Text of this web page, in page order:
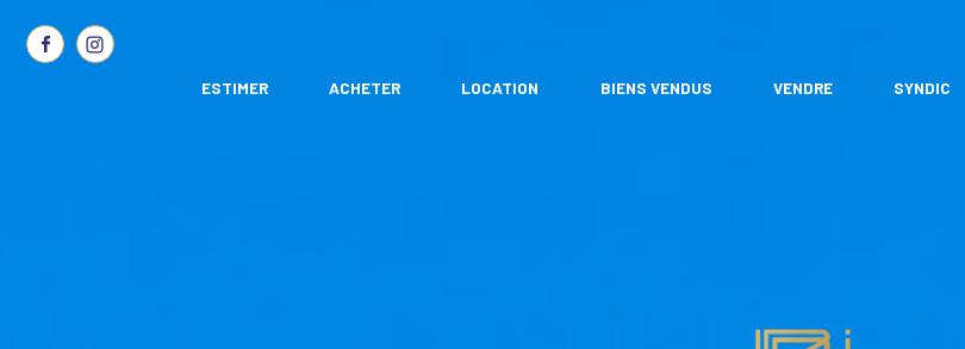
ESTIMER ACHETER LOCATION BIENS VENDUS VENDRE SYNDIC